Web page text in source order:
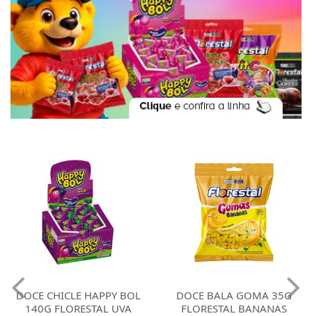
DOCE CHICLE HAPPY BOL
140G FLORESTAL UVA
DOCE BALA GOMA 35G
FLORESTAL BANANAS